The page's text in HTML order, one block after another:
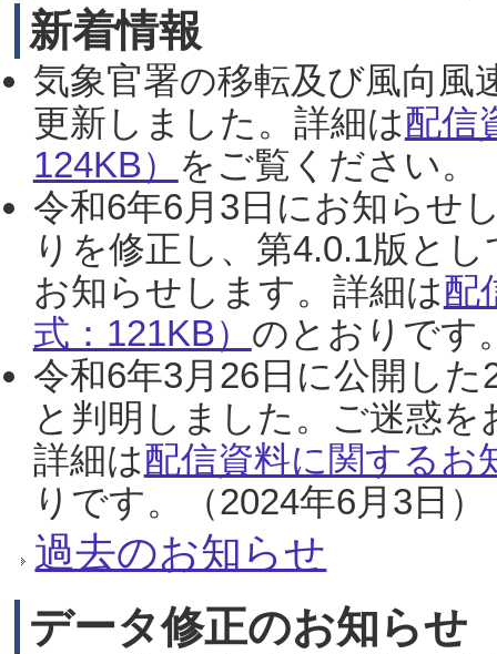
新着情報
気象官署の移転及び風向風
更新しました。詳細は配信
124KB） をご覧ください。
令和6年6月3日にお知らせ
りを修正し、第4.0.1版と
お知らせします。詳細は配
式：121KB） のとおりです
令和6年3月26日に公開し
と判明しました。ご迷惑
詳細は配信資料に関するお
りです。（2024年6月3日）
過去のお知らせ
データ修正のお知らせ